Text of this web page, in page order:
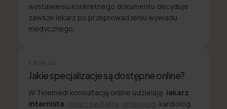
wystawieniu konkretnego dokumentu decyduje
zawsze lekarz po przeprowadzeniu wywiadu
medycznego.
KROK 04
Jakie specjalizacje są dostępne online?
W Telemedi konsultację online udzielają: lekarz
internista lekarz pediatra ginekolog , kardiolog,